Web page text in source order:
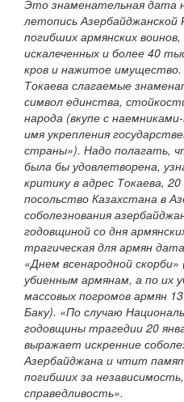
Это знаменательная дата
летопись Азербайджанской
погибших армянских
искалеченных и более 40
кров и нажитое
Токаева слагаемые
символ единства,
народа (вкупе с
имя укрепления
страны»). Надо полагать,
была бы удовлетворена,
критику в адрес Токаева,
посольство Казахстана в
соболезнования
годовщиной со дня
трагическая для армян
«Днем всенародной
убиенным армянам, а по их
массовых погромов армян
Баку). «По случаю
годовщины трагедии 20
выражает искренние
Азербайджана и чтит
погибших за
справедливость».